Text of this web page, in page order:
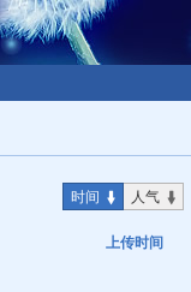
时间 人气
上传时间